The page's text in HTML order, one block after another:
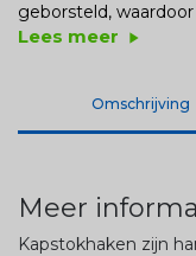
geborsteld,
Lees meer play_arrow
Omschrijving
Meer
Kapstokhaken zijn